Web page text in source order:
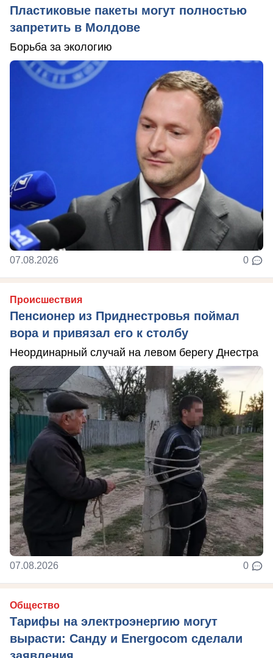
Пластиковые пакеты могут полностью
запретить в Молдове
Борьба за экологию
07.08.2026 0
Происшествия
Пенсионер из Приднестровья поймал
вора и привязал его к столбу
Неординарный случай на левом берегу Днестра
07.08.2026 0
Общество
Тарифы на электроэнергию могут
вырасти: Санду и Energocom сделали